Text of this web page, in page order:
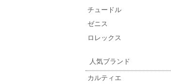
チュードル
ゼニス
ロレックス
人気ブランド
カルティエ